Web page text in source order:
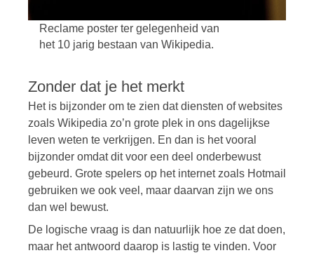
Reclame poster ter gelegenheid van
het 10 jarig bestaan van Wikipedia.
Zonder dat je het merkt
Het is bijzonder om te zien dat diensten of websites
zoals Wikipedia zo’n grote plek in ons dagelijkse
leven weten te verkrijgen. En dan is het vooral
bijzonder omdat dit voor een deel onderbewust
gebeurd. Grote spelers op het internet zoals Hotmail
gebruiken we ook veel, maar daarvan zijn we ons
dan wel bewust.
De logische vraag is dan natuurlijk hoe ze dat doen,
maar het antwoord daarop is lastig te vinden. Voor